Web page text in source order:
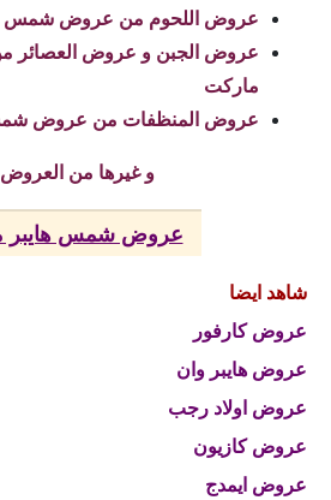
عروض اللحوم من عروض شمس
عروض الجبن و عروض العصائر
ماركت
عروض المنظفات من عروض
و غيرها من
عروض شمس هايبر
شاهد ايضا
عروض كارفور
عروض هايبر وان
عروض اولاد رجب
عروض كازيون
عروض ايمدج